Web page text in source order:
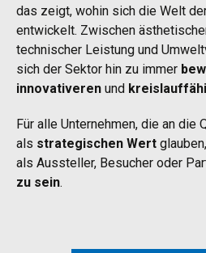
das zeigt, wohin sich die Welt
entwickelt. Zwischen
technischer Leistung und
sich der Sektor hin zu immer
innovativeren und
Für alle Unternehmen, die an die
als strategischen Wert
als Aussteller, Besucher oder
zu sein.